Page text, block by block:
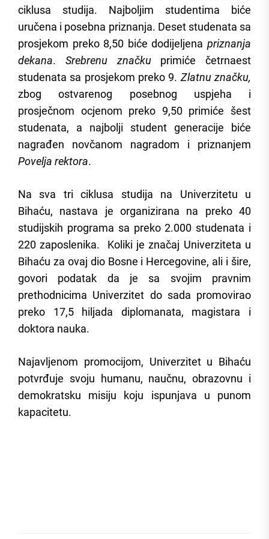
ciklusa studija. Najboljim studentima biće
uručena i posebna priznanja. Deset studenata sa
prosjekom preko 8,50 biće dodijeljena priznanja
dekana. Srebrenu značkuprimiće četrnaest
studenata sa prosjekom preko 9. Zlatnu značku,
zbog ostvarenog posebnog uspjeha i
prosječnom ocjenom preko 9,50 primiće šest
studenata, a najbolji student generacije biće
nagrađen novčanom nagradom i priznanjem
Povelja rektora.
Na sva tri ciklusa studija na Univerzitetu u
Bihaću, nastava je organizirana na preko 40
studijskih programa sa preko 2.000 studenata i
220 zaposlenika. Koliki je značaj Univerziteta u
Bihaću za ovaj dio Bosne i Hercegovine, ali i šire,
govori podatak da je sa svojim pravnim
prethodnicima Univerzitet do sada promovirao
preko 17,5 hiljada diplomanata, magistara i
doktora nauka.
Najavljenom promocijom, Univerzitet u Bihaću
potvrđuje svoju humanu, naučnu, obrazovnu i
demokratsku misiju koju ispunjava u punom
kapacitetu.